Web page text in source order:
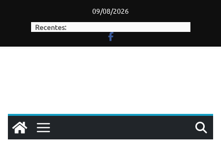
09/08/2026
Recentes: